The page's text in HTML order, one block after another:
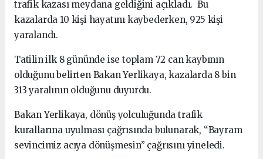
trafik kazası meydana geldiğini açıkladı. Bu
kazalarda 10 kişi hayatını kaybederken, 925 kişi
yaralandı.
Tatilin ilk 8 gününde ise toplam 72 can kaybının
olduğunu belirten Bakan Yerlikaya, kazalarda 8 bin
313 yaralının olduğunu duyurdu.
Bakan Yerlikaya, dönüş yolculuğunda trafik
kurallarına uyulması çağrısında bulunarak, “Bayram
sevincimiz acıya dönüşmesin” çağrısını yineledi.